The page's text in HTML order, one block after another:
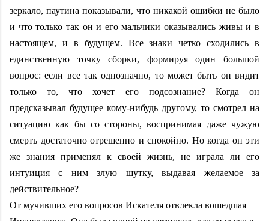
зеркало, паутина показывали, что никакой ошибки не было
и что только так он и его мальчики оказывались живы и в
настоящем, и в будущем. Все знаки четко сходились в
единственную точку сборки, формируя один большой
вопрос: если все так однозначно, то может быть он видит
только то, что хочет его подсознание? Когда он
предсказывал будущее кому-нибудь другому, то смотрел на
ситуацию как бы со стороны, воспринимая даже чужую
смерть достаточно отрешенно и спокойно. Но когда он эти
же знания применял к своей жизнь, не играла ли его
интуиция с ним злую шутку, выдавая желаемое за
действительное?
От мучивших его вопросов Искателя отвлекла вошедшая